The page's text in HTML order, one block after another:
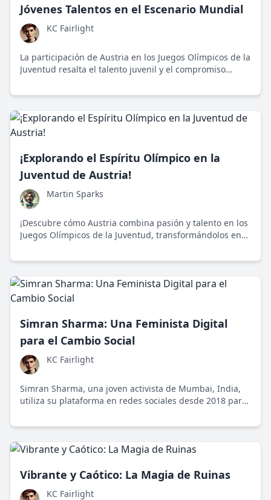
Jóvenes Talentos en el Escenario Mundial
KC Fairlight
La participación de Austria en los Juegos Olímpicos de la
Juventud resalta el talento juvenil y el compromiso
¡Explorando el Espíritu Olímpico en la
Juventud de Austria!
Martin Sparks
¡Descubre cómo Austria combina pasión y talento en los
Juegos Olímpicos de la Juventud, transformándolos en
Simran Sharma: Una Feminista Digital
para el Cambio Social
KC Fairlight
Simran Sharma, una joven activista de Mumbai, India,
utiliza su plataforma en redes sociales desde 2018 para
reuniendo así a miles de voces para un cambio
Vibrante y Caótico: La Magia de Ruinas
KC Fairlight